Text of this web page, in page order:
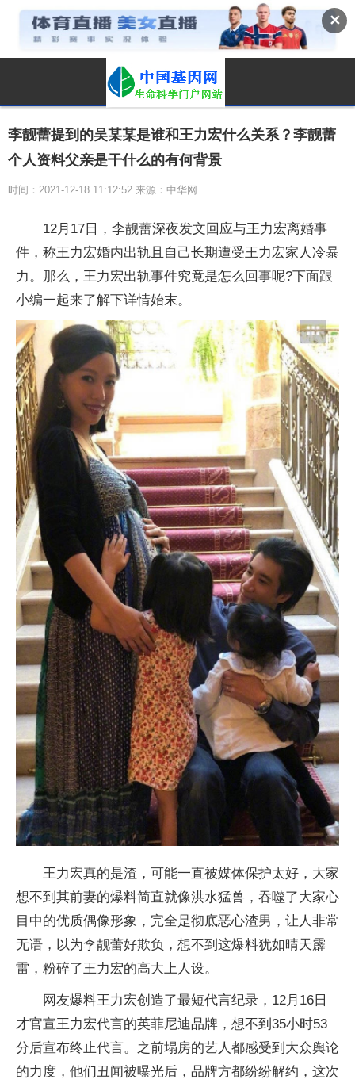
✕
李靓蕾提到的吴某某是谁和王力宏什么关系？李靓蕾
个人资料父亲是干什么的有何背景
时间：2021-12-18 11:12:52 来源：中华网
12月17日，李靓蕾深夜发文回应与王力宏离婚事
件，称王力宏婚内出轨且自己长期遭受王力宏家人冷暴
力。那么，王力宏出轨事件究竟是怎么回事呢?下面跟
小编一起来了解下详情始末。
王力宏真的是渣，可能一直被媒体保护太好，大家
想不到其前妻的爆料简直就像洪水猛兽，吞噬了大家心
目中的优质偶像形象，完全是彻底恶心渣男，让人非常
无语，以为李靓蕾好欺负，想不到这爆料犹如晴天霹
雷，粉碎了王力宏的高大上人设。
网友爆料王力宏创造了最短代言纪录，12月16日
才官宣王力宏代言的英菲尼迪品牌，想不到35小时53
分后宣布终止代言。之前塌房的艺人都感受到大众舆论
的力度，他们丑闻被曝光后，品牌方都纷纷解约，这次